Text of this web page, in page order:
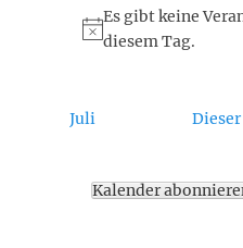
Hinweis
Es gibt keine
diesem Tag.
Juli
Kalender